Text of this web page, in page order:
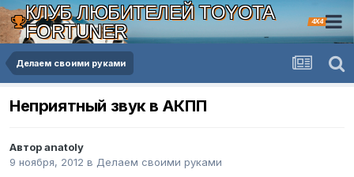
КЛУБ ЛЮБИТЕЛЕЙ TOYOTA
FORTUNER
4X4
Делаем своими руками
Неприятный звук в АКПП
Автор anatoly
9 ноября, 2012 в Делаем своими руками